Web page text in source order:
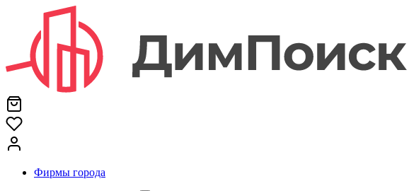
Фирмы города